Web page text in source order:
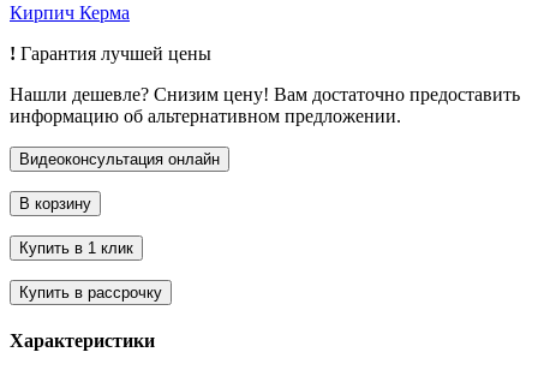
Кирпич Керма
! Гарантия лучшей цены
Нашли дешевле? Снизим цену! Вам достаточно предоставить
информацию об альтернативном предложении.
Характеристики